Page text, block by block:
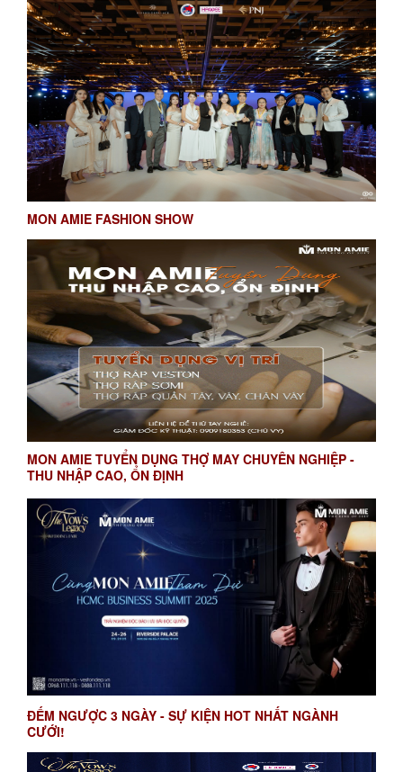
MON AMIE FASHION SHOW
MON AMIE TUYỂN DỤNG THỢ MAY CHUYÊN NGHIỆP -
THU NHẬP CAO, ỔN ĐỊNH
ĐẾM NGƯỢC 3 NGÀY - SỰ KIỆN HOT NHẤT NGÀNH
CƯỚI!